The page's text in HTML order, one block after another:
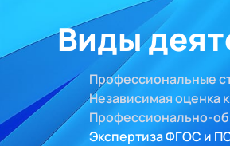
Виды
Профессиональные
Независимая оценка
Профессионально-
Экспертиза ФГОС и